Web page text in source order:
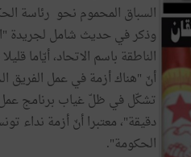
السباق المحموم نحو رئاسة
وذكر في حديث شامل لجريدة
الناطقة باسم الاتحاد، أيّاما
أنّ "هناك أزمة في عمل الفريق
تشكّل في ظلّ غياب برنامج
دقيقة"، معتبرا أنّ أزمة نداء
الحكومة".